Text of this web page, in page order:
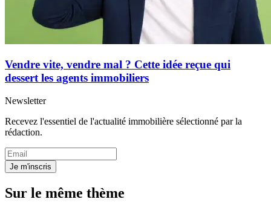
Vendre vite, vendre mal ? Cette idée reçue qui
dessert les agents immobiliers
Newsletter
Recevez l'essentiel de l'actualité immobilière sélectionné par la
rédaction.
Je m'inscris
Sur le même thème